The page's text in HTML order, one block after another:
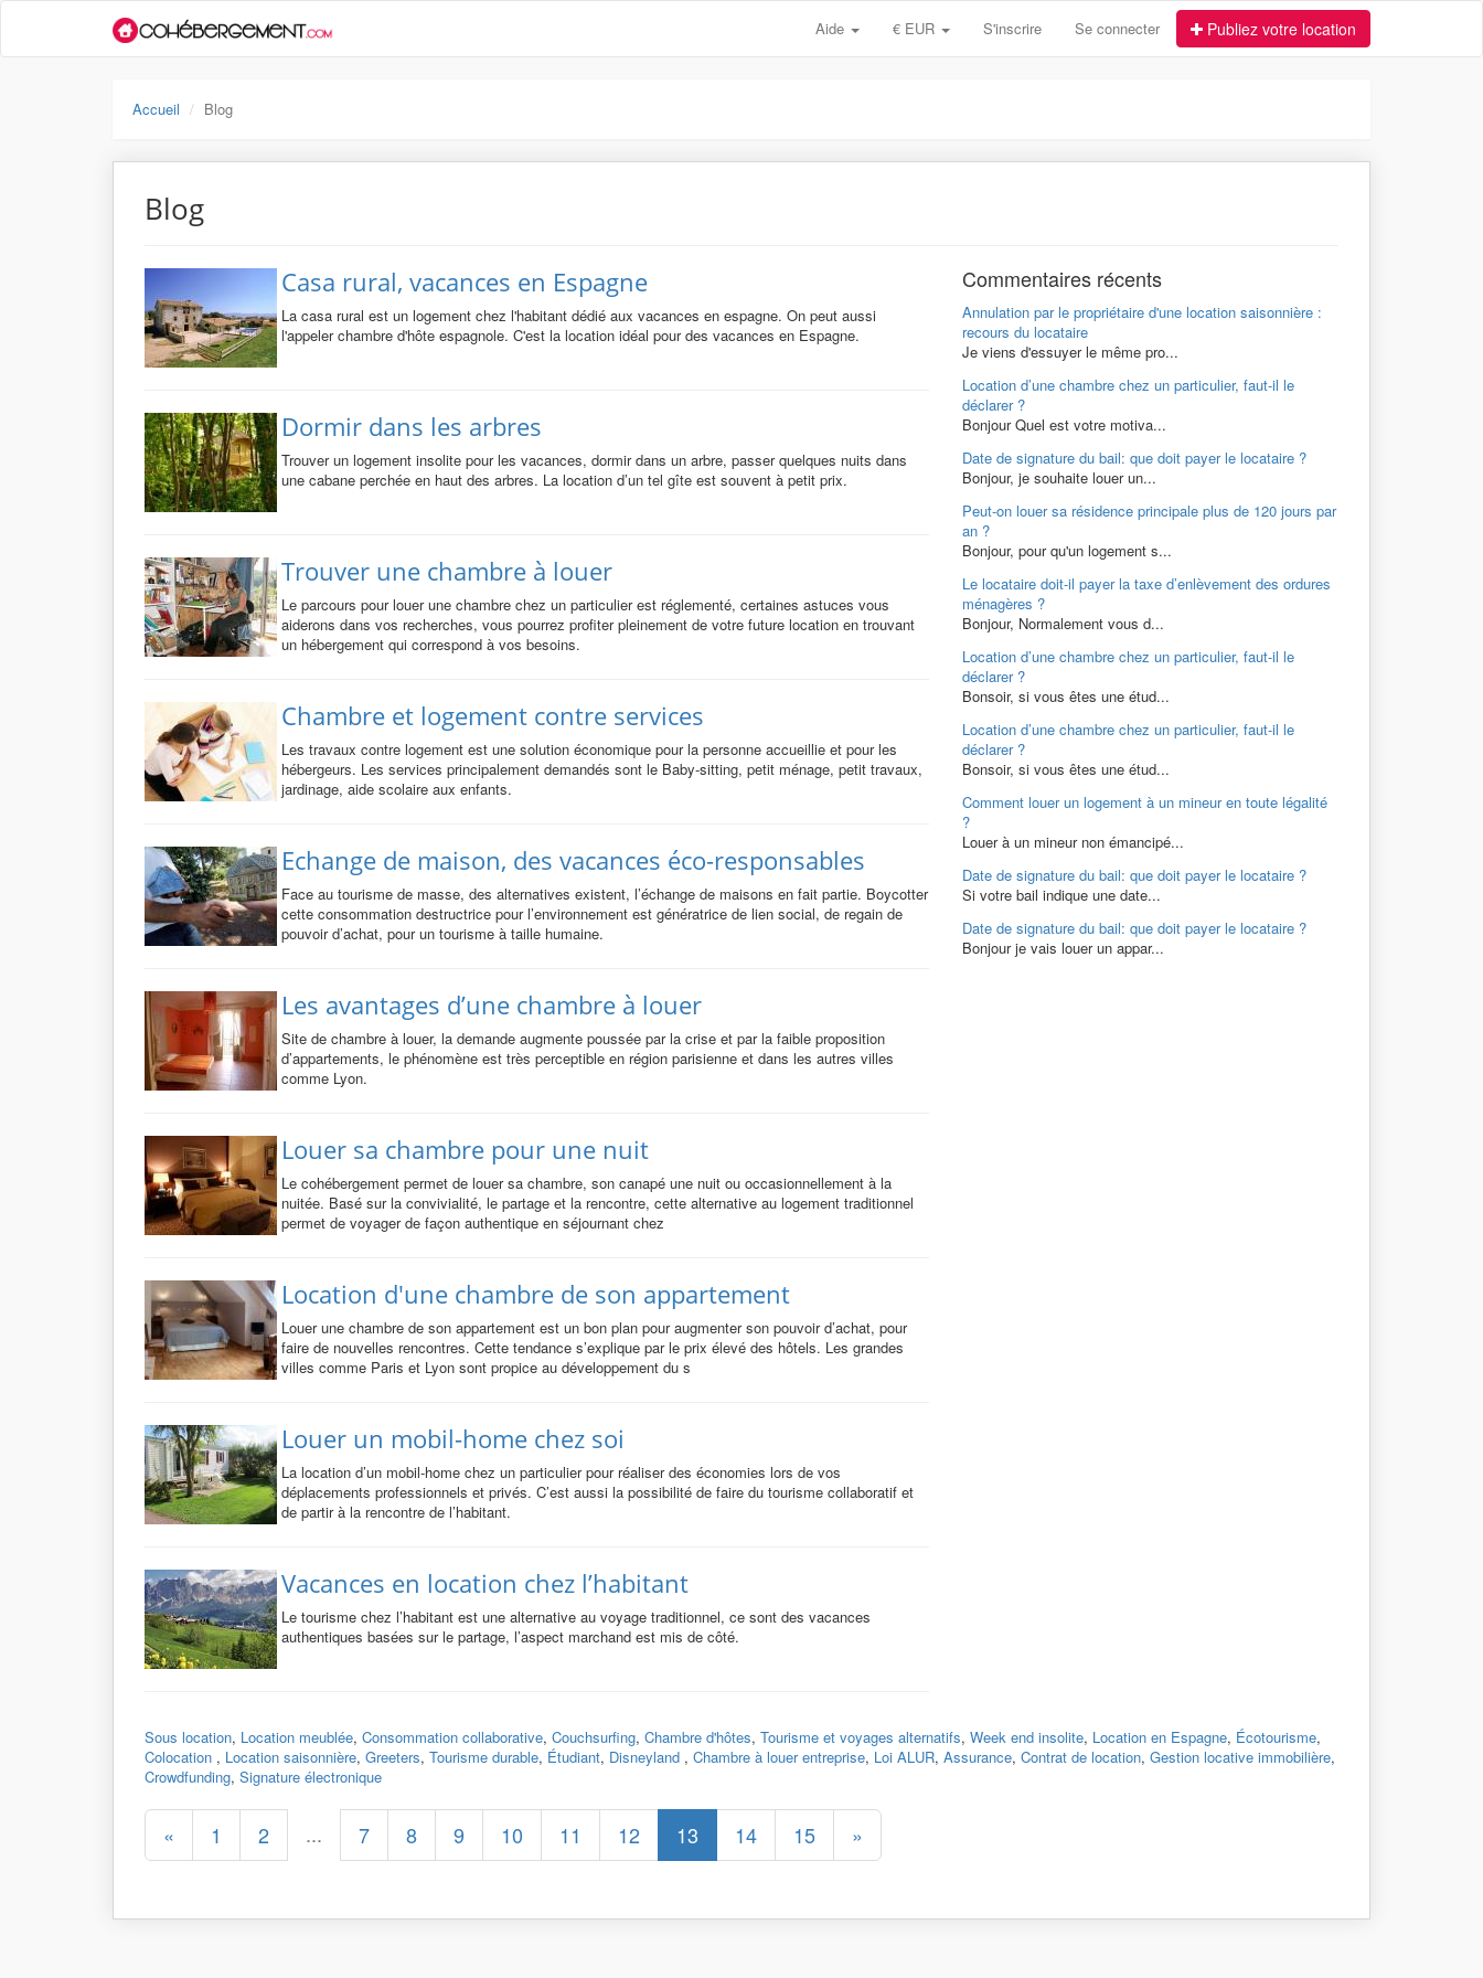
Aide € EUR S'inscrire Se connecter Publiez votre location
Accueil Blog
Blog
Casa rural, vacances en Espagne
La casa rural est un logement chez l'habitant dédié aux vacances en espagne. On peut aussi
l'appeler chambre d'hôte espagnole. C'est la location idéal pour des vacances en Espagne.
Dormir dans les arbres
Trouver un logement insolite pour les vacances, dormir dans un arbre, passer quelques nuits dans
une cabane perchée en haut des arbres. La location d’un tel gîte est souvent à petit prix.
Trouver une chambre à louer
Le parcours pour louer une chambre chez un particulier est réglementé, certaines astuces vous
aiderons dans vos recherches, vous pourrez profiter pleinement de votre future location en trouvant
un hébergement qui correspond à vos besoins.
Chambre et logement contre services
Les travaux contre logement est une solution économique pour la personne accueillie et pour les
hébergeurs. Les services principalement demandés sont le Baby-sitting, petit ménage, petit travaux,
jardinage, aide scolaire aux enfants.
Echange de maison, des vacances éco-responsables
Face au tourisme de masse, des alternatives existent, l’échange de maisons en fait partie. Boycotter
cette consommation destructrice pour l’environnement est génératrice de lien social, de regain de
pouvoir d’achat, pour un tourisme à taille humaine.
Les avantages d’une chambre à louer
Site de chambre à louer, la demande augmente poussée par la crise et par la faible proposition
d’appartements, le phénomène est très perceptible en région parisienne et dans les autres villes
comme Lyon.
Louer sa chambre pour une nuit
Le cohébergement permet de louer sa chambre, son canapé une nuit ou occasionnellement à la
nuitée. Basé sur la convivialité, le partage et la rencontre, cette alternative au logement traditionnel
permet de voyager de façon authentique en séjournant chez
Location d'une chambre de son appartement
Louer une chambre de son appartement est un bon plan pour augmenter son pouvoir d’achat, pour
faire de nouvelles rencontres. Cette tendance s’explique par le prix élevé des hôtels. Les grandes
villes comme Paris et Lyon sont propice au développement du s
Louer un mobil-home chez soi
La location d’un mobil-home chez un particulier pour réaliser des économies lors de vos
déplacements professionnels et privés. C’est aussi la possibilité de faire du tourisme collaboratif et
de partir à la rencontre de l’habitant.
Vacances en location chez l’habitant
Le tourisme chez l’habitant est une alternative au voyage traditionnel, ce sont des vacances
authentiques basées sur le partage, l’aspect marchand est mis de côté.
Commentaires récents
Annulation par le propriétaire d'une location saisonnière :
recours du locataire
Je viens d'essuyer le même pro...
Location d’une chambre chez un particulier, faut-il le
déclarer ?
Bonjour Quel est votre motiva...
Date de signature du bail: que doit payer le locataire ?
Bonjour, je souhaite louer un...
Peut-on louer sa résidence principale plus de 120 jours par
an ?
Bonjour, pour qu'un logement s...
Le locataire doit-il payer la taxe d’enlèvement des ordures
ménagères ?
Bonjour, Normalement vous d...
Location d’une chambre chez un particulier, faut-il le
déclarer ?
Bonsoir, si vous êtes une étud...
Location d’une chambre chez un particulier, faut-il le
déclarer ?
Bonsoir, si vous êtes une étud...
Comment louer un logement à un mineur en toute légalité
?
Louer à un mineur non émancipé...
Date de signature du bail: que doit payer le locataire ?
Si votre bail indique une date...
Date de signature du bail: que doit payer le locataire ?
Bonjour je vais louer un appar...
Sous location, Location meublée, Consommation collaborative, Couchsurfing, Chambre d'hôtes, Tourisme et voyages alternatifs, Week end insolite, Location en Espagne, Écotourisme,
Colocation , Location saisonnière, Greeters, Tourisme durable, Étudiant, Disneyland , Chambre à louer entreprise, Loi ALUR, Assurance, Contrat de location, Gestion locative immobilière,
Crowdfunding, Signature électronique
« 1 2 ... 7 8 9 10 11 12 13 14 15 »